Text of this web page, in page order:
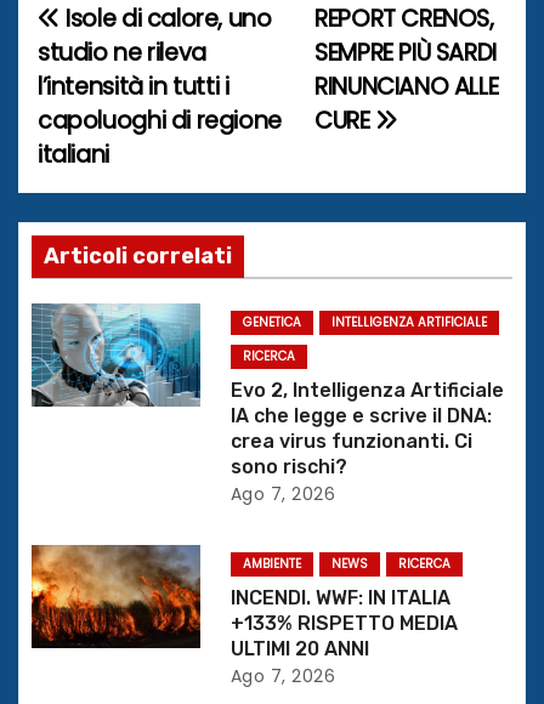
N
a
v
i
g
a
z
i
e
a
r
REPORT CRENOS,
SEMPRE PIÙ SARDI
RINUNCIANO ALLE
CURE
Isole di calore, uno
studio ne rileva
l’intensità in tutti i
capoluoghi di regione
italiani
Articoli correlati
GENETICA
INTELLIGENZA ARTIFICIALE
RICERCA
Evo 2, Intelligenza Artificiale
IA che legge e scrive il DNA:
crea virus funzionanti. Ci
sono rischi?
Ago 7, 2026
AMBIENTE NEWS RICERCA
INCENDI. WWF: IN ITALIA
+133% RISPETTO MEDIA
ULTIMI 20 ANNI
Ago 7, 2026